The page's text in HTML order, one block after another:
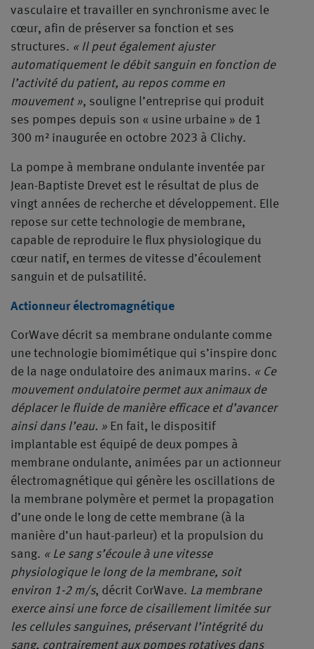
vasculaire et travailler en synchronisme avec le
cœur, afin de préserver sa fonction et ses
structures. « Il peut également ajuster
automatiquement le débit sanguin en fonction de
l’activité du patient, au repos comme en
mouvement », souligne l’entreprise qui produit
ses pompes depuis son « usine urbaine » de 1
300 m² inaugurée en octobre 2023 à Clichy.
La pompe à membrane ondulante inventée par
Jean-Baptiste Drevet est le résultat de plus de
vingt années de recherche et développement. Elle
repose sur cette technologie de membrane,
capable de reproduire le flux physiologique du
cœur natif, en termes de vitesse d’écoulement
sanguin et de pulsatilité.
Actionneur électromagnétique
CorWave décrit sa membrane ondulante comme
une technologie biomimétique qui s’inspire donc
de la nage ondulatoire des animaux marins. « Ce
mouvement ondulatoire permet aux animaux de
déplacer le fluide de manière efficace et d’avancer
ainsi dans l’eau. » En fait, le dispositif
implantable est équipé de deux pompes à
membrane ondulante, animées par un actionneur
électromagnétique qui génère les oscillations de
la membrane polymère et permet la propagation
d’une onde le long de cette membrane (à la
manière d’un haut-parleur) et la propulsion du
sang. « Le sang s’écoule à une vitesse
physiologique le long de la membrane, soit
environ 1-2 m/s, décrit CorWave. La membrane
exerce ainsi une force de cisaillement limitée sur
les cellules sanguines, préservant l’intégrité du
sang, contrairement aux pompes rotatives dans